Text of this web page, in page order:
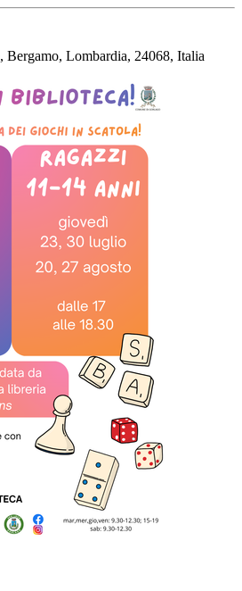
Bergamo, Lombardia, 24068, Italia